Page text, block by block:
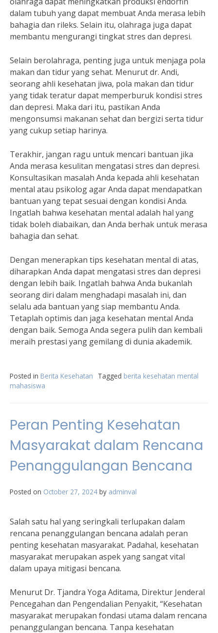
dalam tubuh yang dapat membuat Anda merasa lebih
bahagia dan rileks. Selain itu, olahraga juga dapat
membantu mengurangi tingkat stres dan depresi.
Selain berolahraga, penting juga untuk menjaga pola
makan dan tidur yang sehat. Menurut dr. Andi,
seorang ahli kesehatan jiwa, pola makan dan tidur
yang tidak teratur dapat memperburuk kondisi stres
dan depresi. Maka dari itu, pastikan Anda
mengonsumsi makanan sehat dan bergizi serta tidur
yang cukup setiap harinya.
Terakhir, jangan ragu untuk mencari bantuan jika
Anda merasa kesulitan mengatasi stres dan depresi.
Konsultasikan masalah Anda kepada ahli kesehatan
mental atau psikolog agar Anda dapat mendapatkan
bantuan yang tepat sesuai dengan kondisi Anda.
Ingatlah bahwa kesehatan mental adalah hal yang
tidak boleh diabaikan, dan Anda berhak untuk merasa
bahagia dan sehat.
Dengan menerapkan tips kesehatan mental di atas,
diharapkan Anda dapat mengatasi stres dan depresi
dengan lebih baik. Ingatlah bahwa Anda bukanlah
seorang diri dalam menghadapi masalah ini, dan
selalu ada bantuan yang siap membantu Anda.
Tetaplah optimis dan jaga kesehatan mental Anda
dengan baik. Semoga Anda segera pulih dan kembali
meraih prestasi yang gemilang di dunia akademik.
Posted in Berita Kesehatan Tagged berita kesehatan mental
mahasiswa
Peran Penting Kesehatan
Masyarakat dalam Rencana
Penanggulangan Bencana
Posted on October 27, 2024 by adminval
Salah satu hal yang seringkali terlupakan dalam
rencana penanggulangan bencana adalah peran
penting kesehatan masyarakat. Padahal, kesehatan
masyarakat merupakan aspek yang sangat vital
dalam upaya mitigasi bencana.
Menurut Dr. Tjandra Yoga Aditama, Direktur Jenderal
Pencegahan dan Pengendalian Penyakit, “Kesehatan
masyarakat merupakan fondasi utama dalam rencana
penanggulangan bencana. Tanpa kesehatan